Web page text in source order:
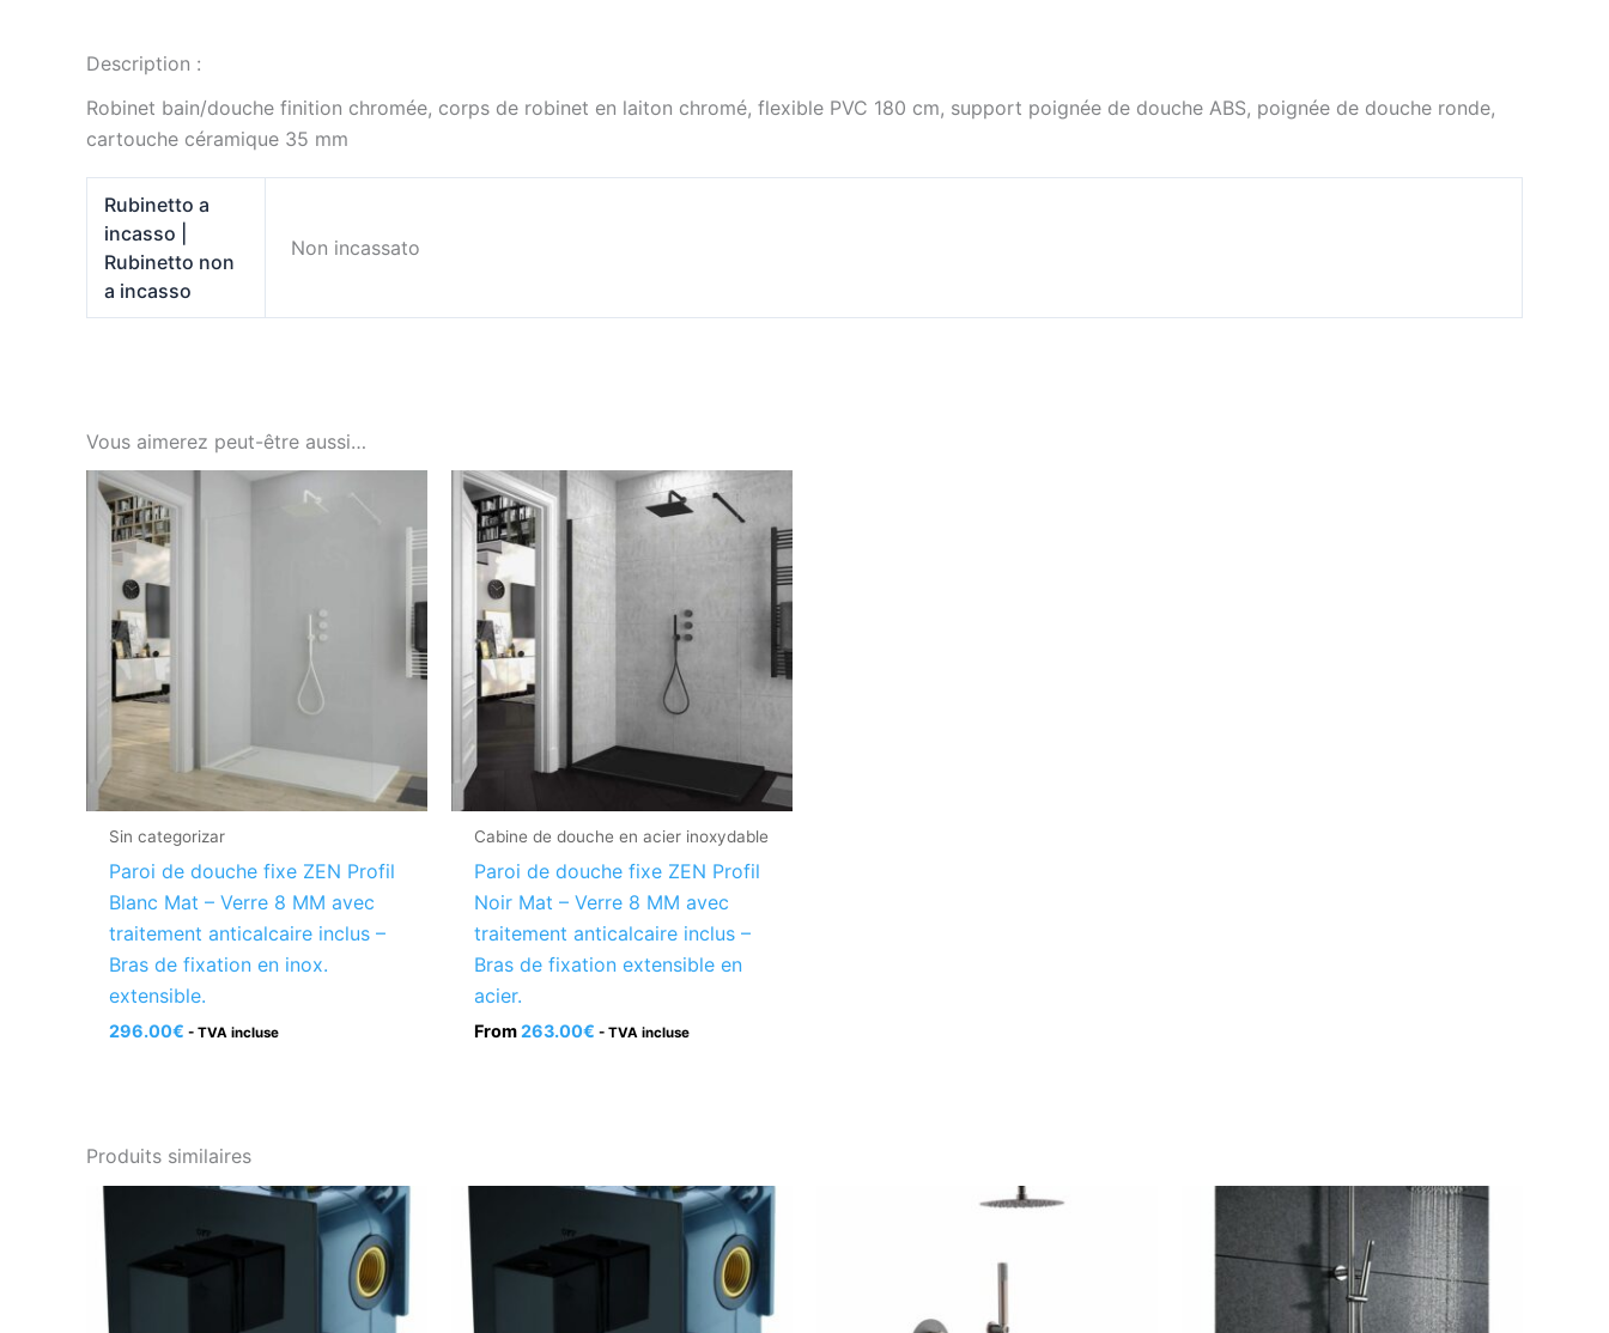
Description :
Robinet bain/douche finition chromée, corps de robinet en laiton chromé, flexible PVC 180 cm, support poignée de douche ABS, poignée de douche ronde,
cartouche céramique 35 mm
Rubinetto a
incasso |
Rubinetto non
a incasso
Non incassato
Vous aimerez peut-être aussi…
Sin categorizar
Paroi de douche fixe ZEN Profil
Blanc Mat – Verre 8 MM avec
traitement anticalcaire inclus –
Bras de fixation en inox.
extensible.
296.00€ - TVA incluse
Cabine de douche en acier inoxydable
Paroi de douche fixe ZEN Profil
Noir Mat – Verre 8 MM avec
traitement anticalcaire inclus –
Bras de fixation extensible en
acier.
From263.00€ - TVA incluse
Produits similaires